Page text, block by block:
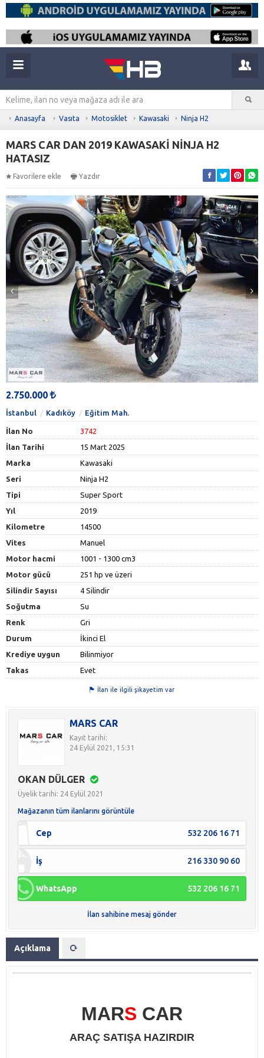
Anasayfa Vasıta Motosiklet Kawasaki Ninja H2
MARS CAR DAN 2019 KAWASAKİ NİNJA H2
HATASIZ
Favorilere ekle Yazdır
2.750.000
İstanbul Kadıköy Eğitim Mah.
İlan No
3742
İlan Tarihi
15 Mart 2025
Marka
Kawasaki
Seri
Ninja H2
Tipi
Super Sport
Yıl
2019
Kilometre
14500
Vites
Manuel
Motor hacmi
1001 - 1300 cm3
Motor gücü
251 hp ve üzeri
Silindir Sayısı
4 Silindir
Soğutma
Su
Renk
Gri
Durum
İkinci El
Krediye uygun
Bilinmiyor
Takas
Evet
İlan ile ilgili şikayetim var
MARS CAR
Kayıt tarihi:
24 Eylül 2021, 15:31
OKAN DÜLGER
Üyelik tarihi: 24 Eylül 2021
Mağazanın tüm ilanlarını görüntüle
Cep 532 206 16 71
İş 216 330 90 60
WhatsApp 532 206 16 71
İlan sahibine mesaj gönder
Açıklama
MARS CAR
ARAÇ SATIŞA HAZIRDIR